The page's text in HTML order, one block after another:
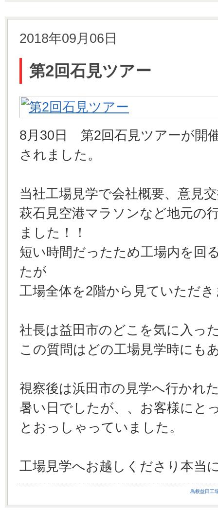
2018年09月06日
第2回石見ツアー
8月30日 第2回石見ツアーが開
されました。
当社工場見学で会社概要、意見
萩石見空港マラソンなど地元の
ました！！
短い時間だったため工場内を回
たが
工場全体を2階から見ていただ
社長は益田市のどこを気に入っ
この質問はどの工場見学時にも
視察後は浜田市の見学へ行かれ
暑い日でしたが、、お客様にと
とおっしゃっていました。
工場見学へお越しくださり本当
島根益田工